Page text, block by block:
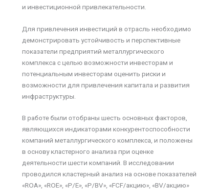
и инвестиционной привлекательности.
Для привлечения инвестиций в отрасль необходимо
демонстрировать устойчивость и перспективные
показатели предприятий металлургического
комплекса с целью возможности инвесторам и
потенциальным инвесторам оценить риски и
возможности для привлечения капитала и развития
инфраструктуры.
В работе были отобраны шесть основных факторов,
являющихся индикаторами конкурентоспособности
компаний металлургического комплекса, и положены
в основу кластерного анализа при оценке
деятельности шести компаний. В исследовании
проводился кластерный анализ на основе показателей
«ROA», «ROE», «P/E», «P/BV», «FCF/акцию», «BV/акцию»